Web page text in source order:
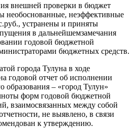
внешней проверки в бюджет
необоснованные, неэффективные
устранены и приняты
в дальнейшемзамечания
годовой бюджетной
бюджетных средств.
города Тулуна в ходе
годовой отчет об исполнении
образования – «город Тулун»
форм годовой бюджетной
взаимосвязанных между собой
не выявлено, в связи
к утверждению.